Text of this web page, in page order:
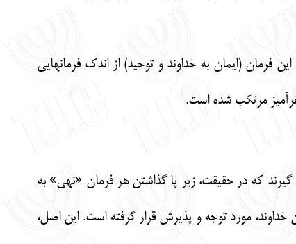
فرمان (ايمان به خداوند و توحيد) از اندك فرمانهايي
مرتكب شده است.
365 فرمان نهي تورا همه از آن ريشه مي گيرند كه در حقيقت، زير پا گذاشتن هر فرمان «نهي» به
مورد توجه و پذيرش قرار گرفته است. اين اصل،